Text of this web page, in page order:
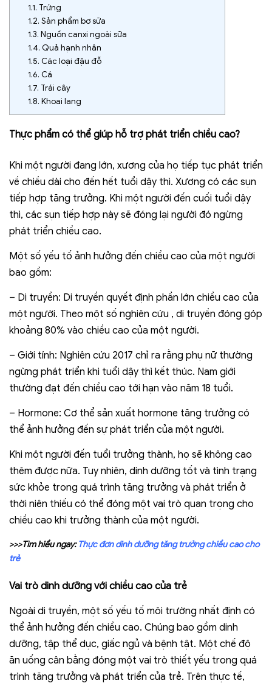
1.1. Trứng
1.2. Sản phẩm bơ sữa
1.3. Nguồn canxi ngoài sữa
1.4. Quả hạnh nhân
1.5. Các loại đậu đỗ
1.6. Cá
1.7. Trái cây
1.8. Khoai lang
Thực phẩm có thể giúp hỗ trợ phát triển chiều cao?
Khi một người đang lớn, xương của họ tiếp tục phát triển
về chiều dài cho đến hết tuổi dậy thì. Xương có các sụn
tiếp hợp tăng trưởng. Khi một người đến cuối tuổi dậy
thì, các sụn tiếp hợp này sẽ đóng lại người đó ngừng
phát triển chiều cao.
Một số yếu tố ảnh hưởng đến chiều cao của một người
bao gồm:
– Di truyền: Di truyền quyết định phần lớn chiều cao của
một người. Theo một số nghiên cứu , di truyền đóng góp
khoảng 80% vào chiều cao của một người.
– Giới tính: Nghiên cứu 2017 chỉ ra rằng phụ nữ thường
ngừng phát triển khi tuổi dậy thì kết thúc. Nam giới
thường đạt đến chiều cao tới hạn vào năm 18 tuổi.
– Hormone: Cơ thể sản xuất hormone tăng trưởng có
thể ảnh hưởng đến sự phát triển của một người.
Khi một người đến tuổi trưởng thành, họ sẽ không cao
thêm được nữa. Tuy nhiên, dinh dưỡng tốt và tình trạng
sức khỏe trong quá trình tăng trưởng và phát triển ở
thời niên thiếu có thể đóng một vai trò quan trọng cho
chiều cao khi trưởng thành của một người.
>>>Tìm hiểu ngay:Thực đơn dinh dưỡng tăng trưởng chiều caocho
trẻ
Vai trò dinh dưỡng với chiều cao của trẻ
Ngoài di truyền, một số yếu tố môi trường nhất định có
thể ảnh hưởng đến chiều cao. Chúng bao gồm dinh
dưỡng, tập thể dục, giấc ngủ và bệnh tật. Một chế độ
ăn uống cân bằng đóng một vai trò thiết yếu trong quá
trình tăng trưởng và phát triển của trẻ. Trên thực tế,